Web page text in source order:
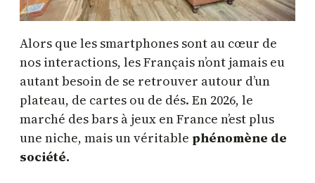
Alors que les smartphones sont au cœur de
nos interactions, les Français n’ont jamais eu
autant besoin de se retrouver autour d’un
plateau, de cartes ou de dés. En 2026, le
marché des bars à jeux en France n’est plus
une niche, mais un véritable phénomène de
société.